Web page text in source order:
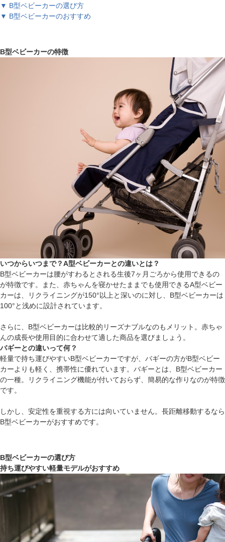
▼ B型ベビーカーの選び方
▼ B型ベビーカーのおすすめ
B型ベビーカーの特徴
いつからいつまで？A型ベビーカーとの違いとは？
B型ベビーカーは腰がすわるとされる生後7ヶ月ごろから使用できるの
が特徴です。また、赤ちゃんを寝かせたままでも使用できるA型ベビー
カーは、リクライニングが150°以上と深いのに対し、B型ベビーカーは
100°と浅めに設計されています。
さらに、B型ベビーカーは比較的リーズナブルなのもメリット。赤ちゃ
んの成長や使用目的に合わせて適した商品を選びましょう。
バギーとの違いって何？
軽量で持ち運びやすいB型ベビーカーですが、バギーの方がB型ベビー
カーよりも軽く、携帯性に優れています。バギーとは、B型ベビーカー
の一種。リクライニング機能が付いておらず、簡易的な作りなのが特徴
です。
しかし、安定性を重視する方には向いていません。長距離移動するなら
B型ベビーカーがおすすめです。
B型ベビーカーの選び方
持ち運びやすい軽量モデルがおすすめ